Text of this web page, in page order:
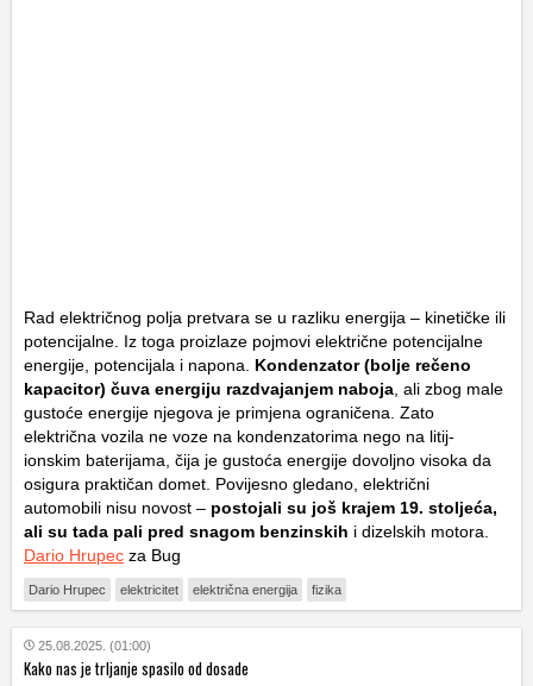
Rad električnog polja pretvara se u razliku energija – kinetičke ili
potencijalne. Iz toga proizlaze pojmovi električne potencijalne
energije, potencijala i napona. Kondenzator (bolje rečeno
kapacitor) čuva energiju razdvajanjem naboja , ali zbog male
gustoće energije njegova je primjena ograničena. Zato
električna vozila ne voze na kondenzatorima nego na litij-
ionskim baterijama, čija je gustoća energije dovoljno visoka da
osigura praktičan domet. Povijesno gledano, električni
automobili nisu novost – postojali su još krajem 19. stoljeća,
ali su tada pali pred snagom benzinskih i dizelskih motora.
Dario Hrupec za Bug
Dario Hrupec elektricitet električna energija fizika
25.08.2025. (01:00)
Kako nas je trljanje spasilo od dosade